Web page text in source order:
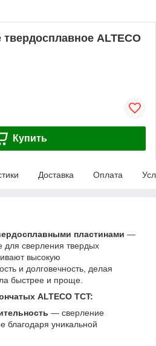
ALTECO
Купить
Доставка Оплата
пластинами —
сверления твердых
высокую
и долговечность, делая
быстрее и проще.
ALTECO TCT:
— сверление
благодаря уникальной